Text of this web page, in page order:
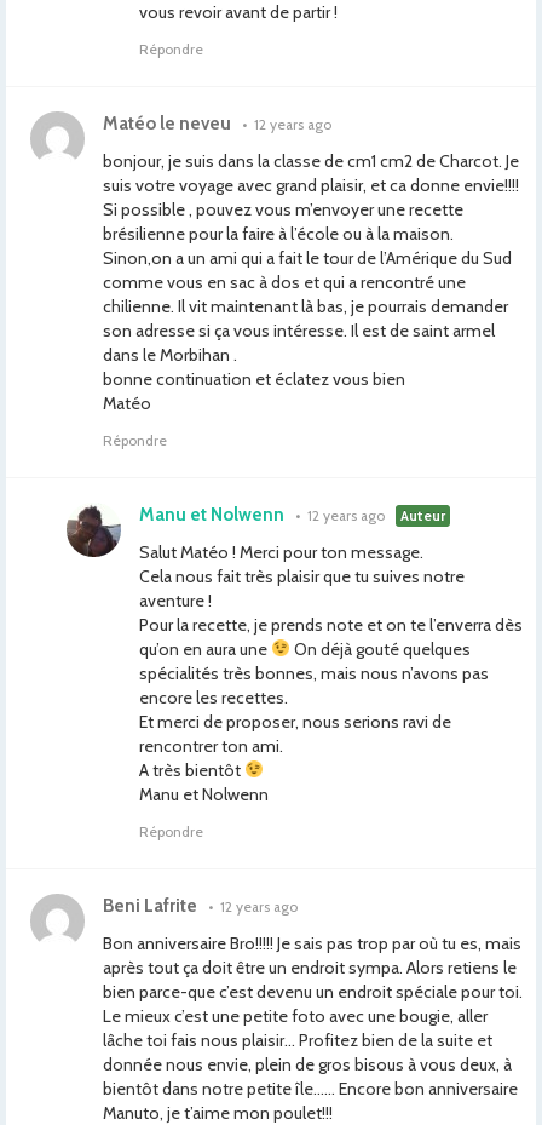
vous revoir avant de partir !
Répondre
Matéo le neveu • 12 years ago
bonjour, je suis dans la classe de cm1 cm2 de Charcot. Je
suis votre voyage avec grand plaisir, et ca donne envie!!!!
Si possible , pouvez vous m’envoyer une recette
brésilienne pour la faire à l’école ou à la maison.
Sinon,on a un ami qui a fait le tour de l’Amérique du Sud
comme vous en sac à dos et qui a rencontré une
chilienne. Il vit maintenant là bas, je pourrais demander
son adresse si ça vous intéresse. Il est de saint armel
dans le Morbihan .
bonne continuation et éclatez vous bien
Matéo
Répondre
Manu et Nolwenn • 12 years ago Auteur
Salut Matéo ! Merci pour ton message.
Cela nous fait très plaisir que tu suives notre
aventure !
Pour la recette, je prends note et on te l’enverra dès
qu’on en aura une
On déjà gouté quelques
spécialités très bonnes, mais nous n’avons pas
encore les recettes.
Et merci de proposer, nous serions ravi de
rencontrer ton ami.
A très bientôt
Manu et Nolwenn
Répondre
Beni Lafrite • 12 years ago
Bon anniversaire Bro!!!!! Je sais pas trop par où tu es, mais
après tout ça doit être un endroit sympa. Alors retiens le
bien parce-que c’est devenu un endroit spéciale pour toi.
Le mieux c’est une petite foto avec une bougie, aller
lâche toi fais nous plaisir… Profitez bien de la suite et
donnée nous envie, plein de gros bisous à vous deux, à
bientôt dans notre petite île…… Encore bon anniversaire
Manuto, je t’aime mon poulet!!!